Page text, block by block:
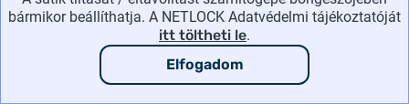
Alapdíj
A szolgáltatás igénybevételekor felszámítandó díj.
(/alkalom)
50 000 Ft
bármikor beállíthatja. A NETLOCK Adatvédelmi tájékoztatóját
itt töltheti le.
Elfogadom